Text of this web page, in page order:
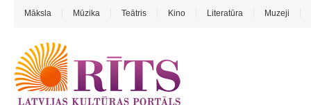
Māksla Mūzika Teātris Kino Literatūra Muzeji